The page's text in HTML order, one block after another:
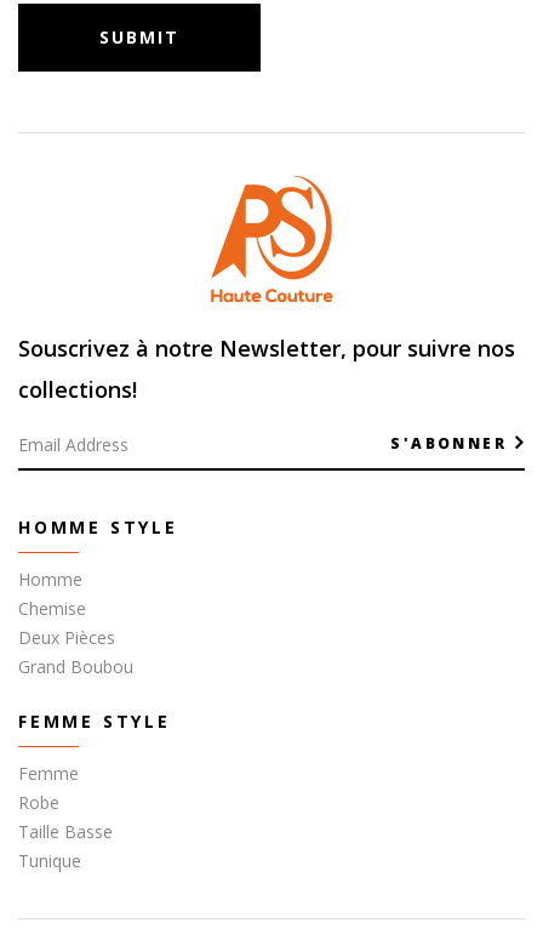
Souscrivez à notre Newsletter, pour suivre nos
collections!
S'ABONNER
HOMME STYLE
Homme
Chemise
Deux Pièces
Grand Boubou
FEMME STYLE
Femme
Robe
Taille Basse
Tunique